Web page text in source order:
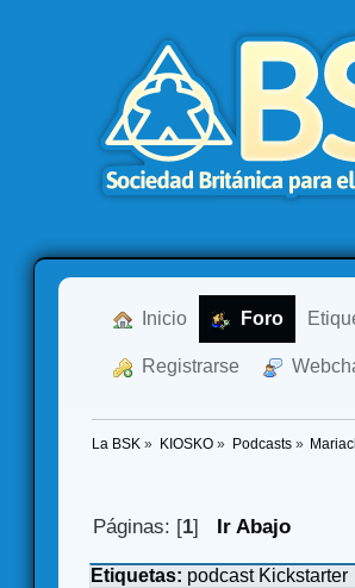
Inicio Foro
Registrarse
La BSK » KIOSKO» Podcasts»
Páginas: [1] Ir Abajo
Etiquetas: podcast Kickstarter